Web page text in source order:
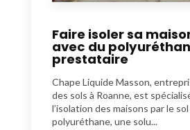
Faire isoler sa
avec du
prestataire
Chape Liquide Masson,
des sols à Roanne, est
l’isolation des maisons par le
polyuréthane, une solu...